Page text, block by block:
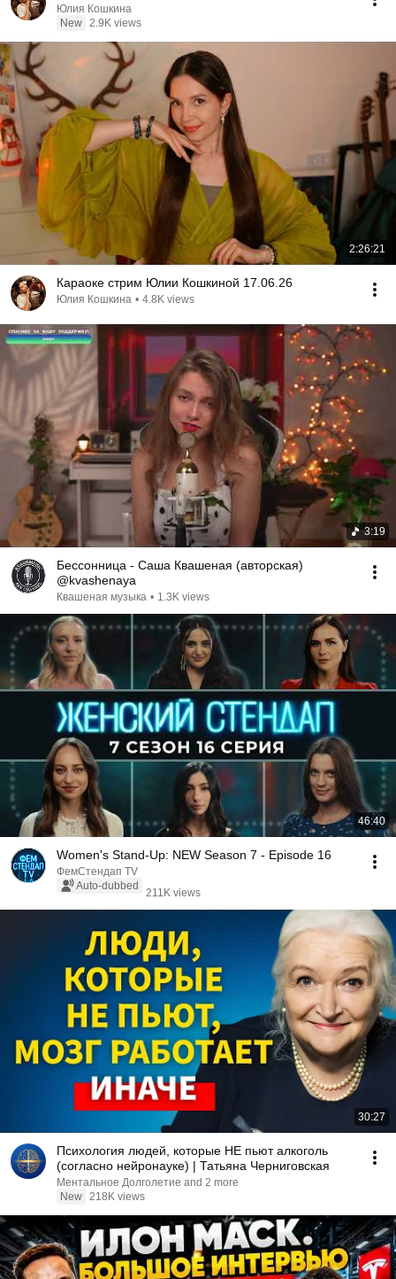
Юлия Кошкина
New 2.9K views
2:26:21
Караоке стрим Юлии Кошкиной 17.06.26
Юлия Кошкина • 4.8K views
3:19
Бессонница - Саша Квашеная (авторская)
@kvashenaya
Квашеная музыка • 1.3K views
46:40
Women's Stand-Up: NEW Season 7 - Episode 16
ФемСтендап TV
Auto-dubbed
211K views
30:27
Психология людей, которые НЕ пьют алкоголь
(согласно нейронауке) | Татьяна Черниговская
Ментальное Долголетие and 2 more
New 218K views